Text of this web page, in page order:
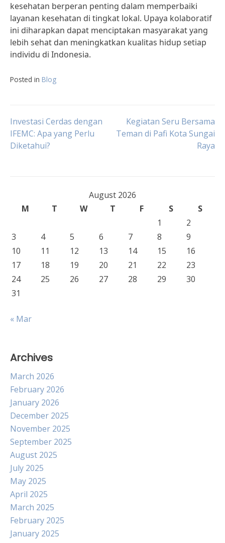
kesehatan berperan penting dalam memperbaiki
layanan kesehatan di tingkat lokal. Upaya kolaboratif
ini diharapkan dapat menciptakan masyarakat yang
lebih sehat dan meningkatkan kualitas hidup setiap
individu di Indonesia.
Posted in Blog
Post
navigation
Investasi Cerdas dengan
IFEMC: Apa yang Perlu
Diketahui?
Kegiatan Seru Bersama
Teman di Pafi Kota Sungai
Raya
August 2026
M
T W T F S
S
1
2
3
4 5 6 7 8
9
10
11 12 13 14 15
16
17
18 19 20 21 22
23
24
25 26 27 28 29
30
31
« Mar
Archives
March 2026
February 2026
January 2026
December 2025
November 2025
September 2025
August 2025
July 2025
May 2025
April 2025
March 2025
February 2025
January 2025